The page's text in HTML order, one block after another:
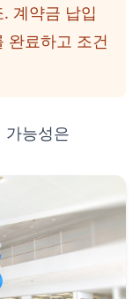
계약금 납입
완료하고 조건
가능성은